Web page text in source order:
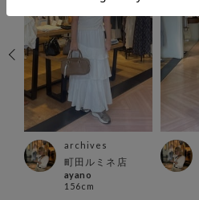
archives
町田ルミネ店
ayano
156cm